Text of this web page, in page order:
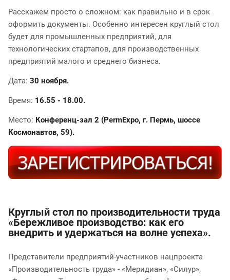
Расскажем просто о сложном: как правильно и в срок
оформить документы. Особенно интересен круглый стол
будет для промышленных предприятий, для
технологических стартапов, для производственных
предприятий малого и среднего бизнеса.
Дата: 30 ноября.
Время: 16.55 - 18.00.
Место: Конференц-зал 2 (PermExpo, г. Пермь, шоссе
Космонавтов, 59).
Круглый стол по производительности труда
«Бережливое производство: как его
внедрить и удержаться на волне успеха».
Представители предприятий-участников нацпроекта
«Производительность труда» - «Меридиан», «Силур»,